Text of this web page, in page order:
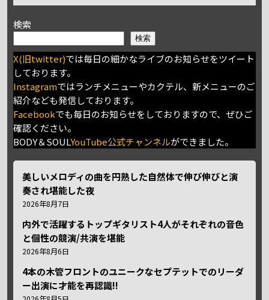
検索
検索
X(旧twitter)では毎日の細かなライブのお知らせをツイート
しております。
Instagramではランチメニューやカクテル、新メニューのご
紹介なども発信しております。
Facebookでも毎日のお知らせをしておりますので、ぜひご
確認ください。
BODY＆SOULYouTube公式チャンネルができました。
美しいメロディの曲を円熟した自然体で伸び伸びと演
奏され堪能した夜
2026年8月7日
内外で活躍するトップギタリスト4人がそれぞれの音色
と個性の競演/共演を堪能
2026年8月6日
4本の木管フロントのユニークなセプテットでのリーダ
ー出演に才能を再認識!!